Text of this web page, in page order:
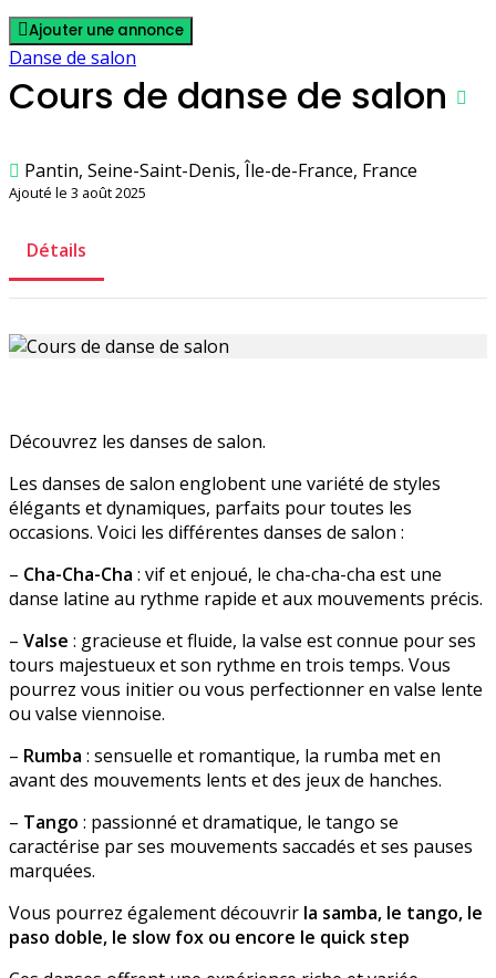
Ajouter une annonce
Danse de salon
Cours de danse de salon
Pantin, Seine-Saint-Denis, Île-de-France, France
Ajouté le 3 août 2025
Détails
Découvrez les danses de salon.
Les danses de salon englobent une variété de styles
élégants et dynamiques, parfaits pour toutes les
occasions. Voici les différentes danses de salon :
– Cha-Cha-Cha : vif et enjoué, le cha-cha-cha est une
danse latine au rythme rapide et aux mouvements précis.
– Valse : gracieuse et fluide, la valse est connue pour ses
tours majestueux et son rythme en trois temps. Vous
pourrez vous initier ou vous perfectionner en valse lente
ou valse viennoise.
– Rumba : sensuelle et romantique, la rumba met en
avant des mouvements lents et des jeux de hanches.
– Tango : passionné et dramatique, le tango se
caractérise par ses mouvements saccadés et ses pauses
marquées.
Vous pourrez également découvrir la samba, le tango, le
paso doble, le slow fox ou encore le quick step